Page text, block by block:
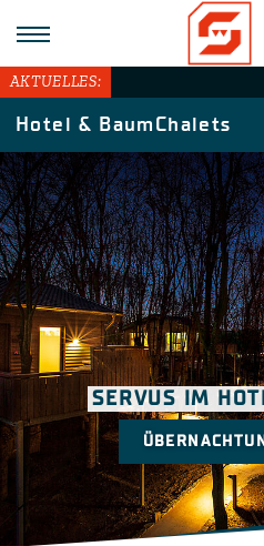
SERVUS IM
Hotel & BaumChalets
AKTUELLES: